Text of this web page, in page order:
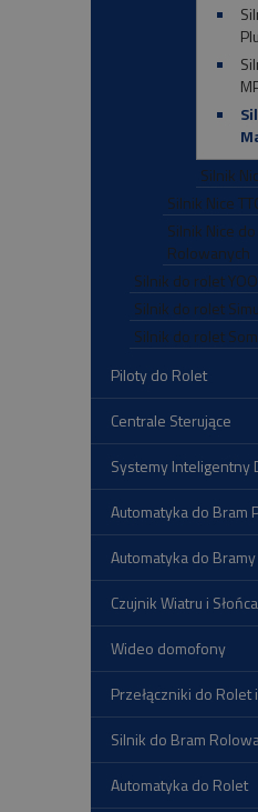
Silnik
Silnik Nice
Silnik Nice
Rolowanych
Silnik do rolet
Silnik do rolet Simu
Silnik do rolet
Piloty do Rolet
Centrale Sterujące
Systemy Inteligentny
Automatyka do Bram
Automatyka do
Czujnik Wiatru i Słońca
Wideo domofony
Przełączniki do Rolet
Silnik do Bram
Automatyka do Rolet